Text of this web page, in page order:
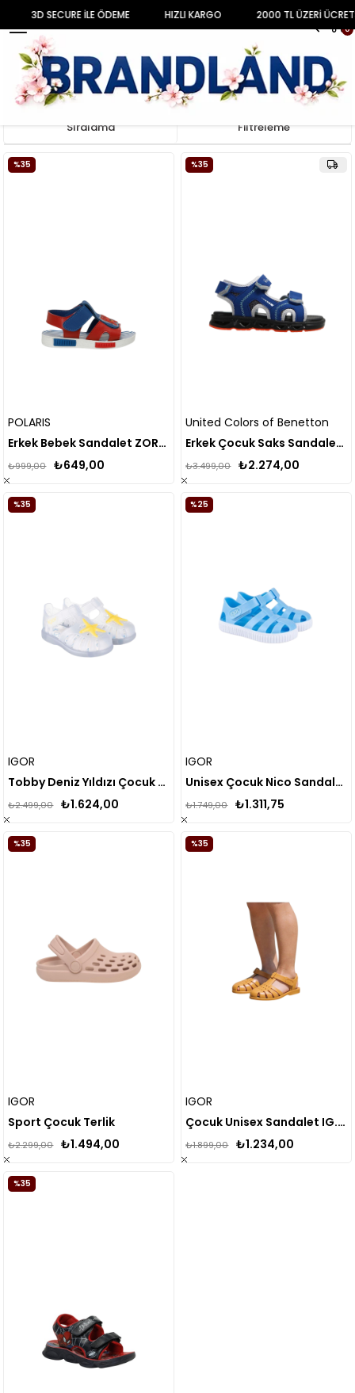
0
Anasayfa ÇOCUK ERKEK ÇOCUK Sandalet & Terlik
Filtreleme
Sıralama
POLARIS
Erkek Bebek Sandalet ZOREN.I4FX
₺649,00
₺999,00
%35
United Colors of Benetton
Erkek Çocuk Saks Sandalet BNI-10118
₺2.274,00
₺3.499,00
%35
IGOR
Tobby Deniz Yıldızı Çocuk Sandalet
₺1.624,00
₺2.499,00
%35
IGOR
Unisex Çocuk Nico Sandalet IG.S10289
₺1.311,75
₺1.749,00
%25
IGOR
Sport Çocuk Terlik
₺1.494,00
₺2.299,00
%35
IGOR
Çocuk Unisex Sandalet IG.S10288
₺1.234,00
₺1.899,00
%35
%35
3D SECURE İLE ÖDEME HIZLI KARGO 2000 TL ÜZERİ